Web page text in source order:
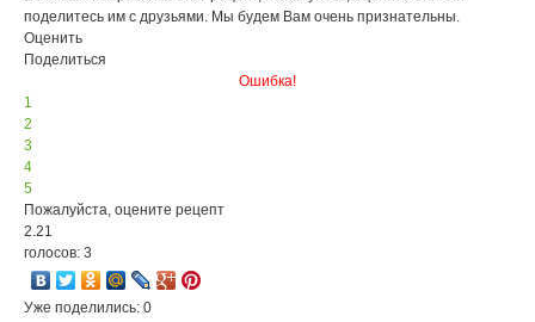
поделитесь им с друзьями. Мы будем Вам очень признательны.
Оценить
Поделиться
Ошибка!
1
2
3
4
5
Пожалуйста, оцените рецепт
2.21
голосов: 3
Уже поделились: 0